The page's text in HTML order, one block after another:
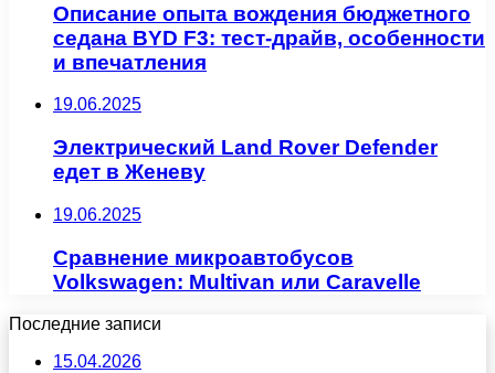
Описание опыта вождения бюджетного
седана BYD F3: тест-драйв, особенности
и впечатления
19.06.2025
Электрический Land Rover Defender
едет в Женеву
19.06.2025
Сравнение микроавтобусов
Volkswagen: Multivan или Caravelle
Последние записи
15.04.2026